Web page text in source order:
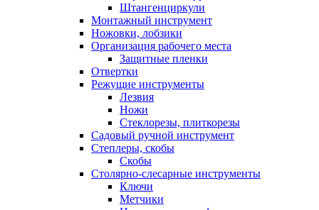
Штангенциркули
Монтажный инструмент
Ножовки, лобзики
Организация рабочего места
Защитные пленки
Отвертки
Режущие инструменты
Лезвия
Ножи
Стеклорезы, плиткорезы
Садовый ручной инструмент
Степлеры, скобы
Скобы
Столярно-слесарные инструменты
Ключи
Метчики